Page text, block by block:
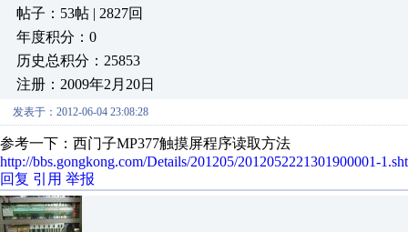
帖子：53帖 | 2827回
年度积分：0
历史总积分：25853
注册：2009年2月20日
发表于：2012-06-04 23:08:28
参考一下：西门子MP377触摸屏程序读取方法
http://bbs.gongkong.com/Details/201205/2012052221301900001-
回复 引用 举报